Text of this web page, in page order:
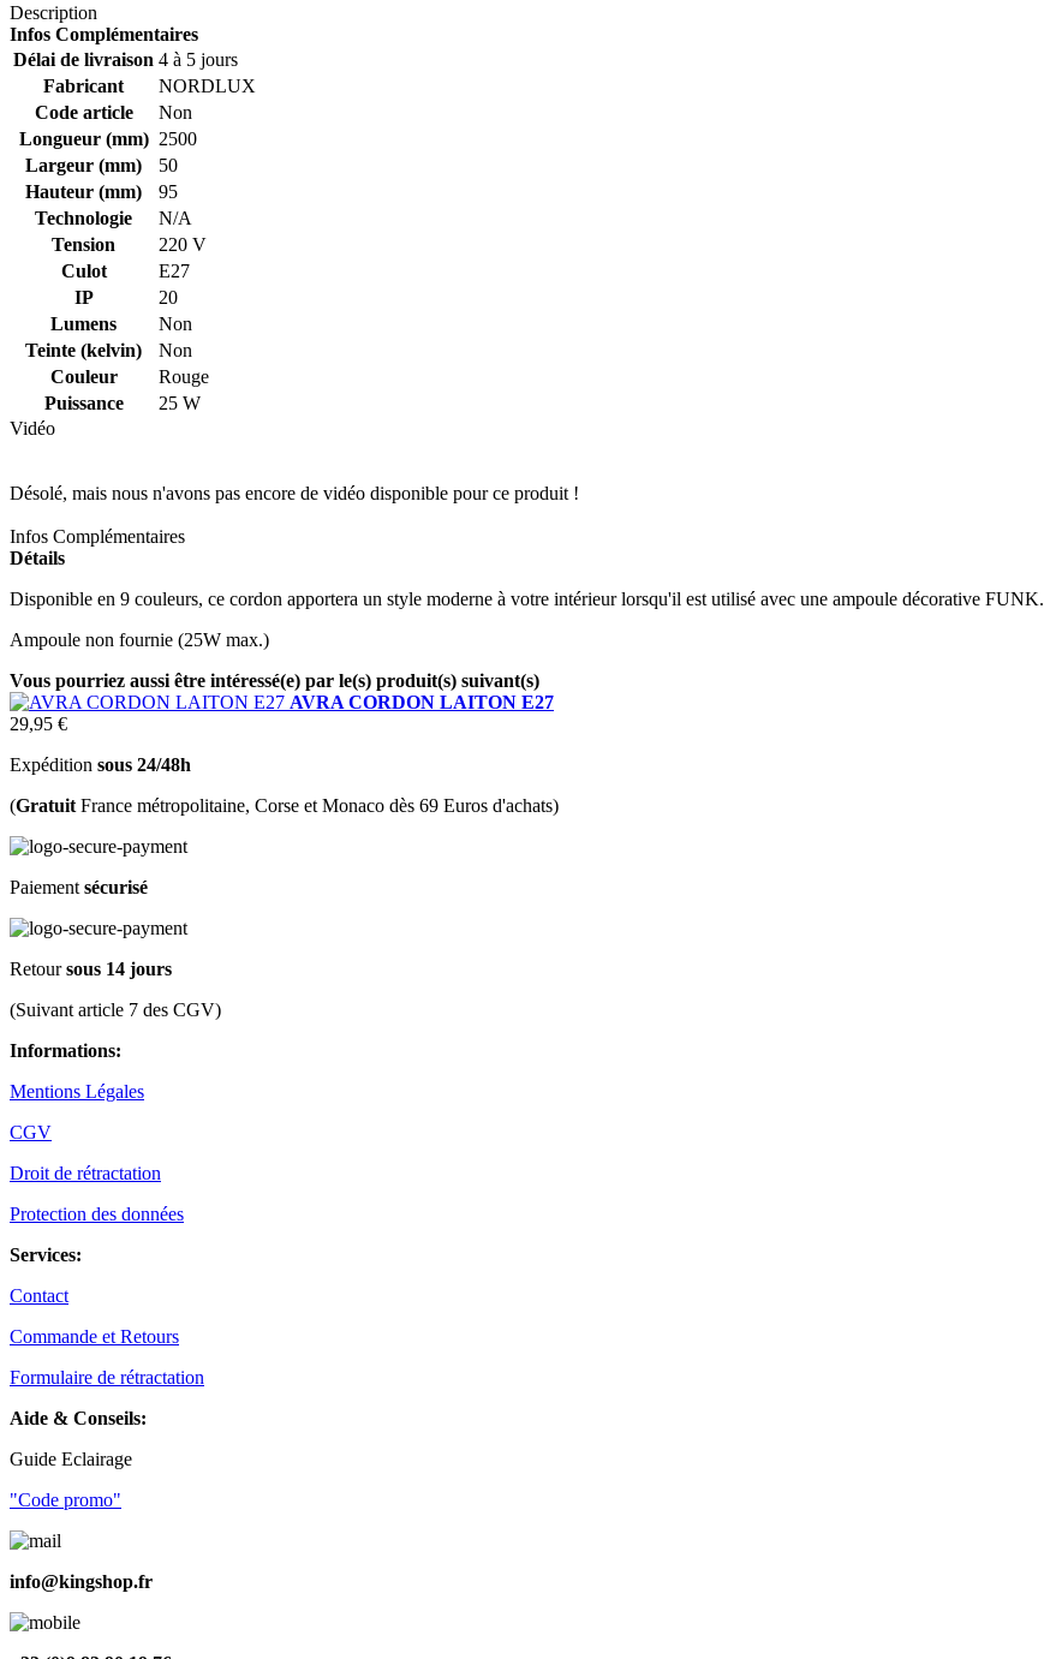
Description
Infos Complémentaires
Délai de livraison 4 à 5 jours
Fabricant
NORDLUX
Code article
Non
Longueur (mm) 2500
Largeur (mm)
50
Hauteur (mm)
95
Technologie
N/A
Tension
220 V
Culot
E27
IP
20
Lumens
Non
Teinte (kelvin)
Non
Couleur
Rouge
Puissance
25 W
Vidéo
Désolé, mais nous n'avons pas encore de vidéo disponible pour ce produit !
Infos Complémentaires
Détails
Disponible en 9 couleurs, ce cordon apportera un style moderne à votre intérieur lorsqu'il est utilisé avec une ampoule décorative FUNK.
Ampoule non fournie (25W max.)
Vous pourriez aussi être intéressé(e) par le(s) produit(s) suivant(s)
AVRA CORDON LAITON E27
29,95 €
Expédition sous 24/48h
(Gratuit France métropolitaine, Corse et Monaco dès 69 Euros d'achats)
Paiement sécurisé
Retoursous 14 jours
(Suivant article 7 des CGV)
Informations:
Mentions Légales
CGV
Droit de rétractation
Protection des données
Services:
Contact
Commande et Retours
Formulaire de rétractation
Aide & Conseils:
Guide Eclairage
"Code promo"
info@kingshop.fr